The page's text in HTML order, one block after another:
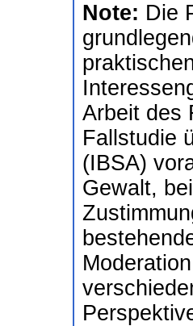
Note: Die
Arbeit des
Fallstudie
(IBSA)
Gewalt,